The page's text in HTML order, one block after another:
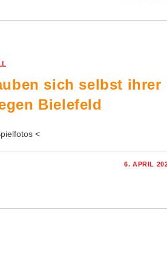
sich selbst ihrer
Bielefeld
<
6. APRIL